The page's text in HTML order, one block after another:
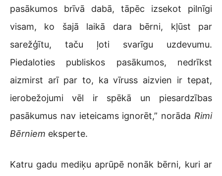
pasākumos brīvā dabā, tāpēc izsekot pilnīgi
visam, ko šajā laikā dara bērni, kļūst par
sarežģītu, taču ļoti svarīgu uzdevumu.
Piedaloties publiskos pasākumos, nedrīkst
aizmirst arī par to, ka vīruss aizvien ir tepat,
ierobežojumi vēl ir spēkā un piesardzības
pasākumus nav ieteicams ignorēt,” norāda Rimi
Bērniem eksperte.
Katru gadu mediķu aprūpē nonāk bērni, kuri ar